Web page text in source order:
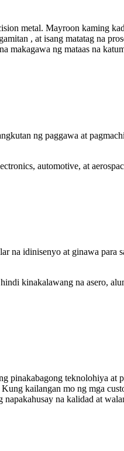
metal. Mayroon kaming
, at isang matatag na
makagawa ng mataas na
ng paggawa at
automotive, at
na idinisenyo at ginawa para
kinakalawang na asero,
pinakabagong teknolohiya at
kailangan mo ng mga
na kalidad at